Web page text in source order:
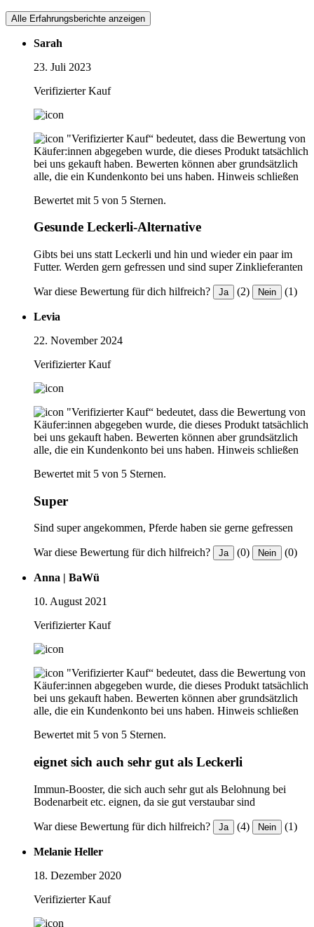
Alle Erfahrungsberichte anzeigen
Sarah
23. Juli 2023
Verifizierter Kauf
"Verifizierter Kauf“ bedeutet, dass die Bewertung von
Käufer:innen abgegeben wurde, die dieses Produkt tatsächlich
bei uns gekauft haben. Bewerten können aber grundsätzlich
alle, die ein Kundenkonto bei uns haben. Hinweis schließen
Bewertet mit 5 von 5 Sternen.
Gesunde Leckerli-Alternative
Gibts bei uns statt Leckerli und hin und wieder ein paar im
Futter. Werden gern gefressen und sind super Zinklieferanten
War diese Bewertung für dich hilfreich? Ja (2) Nein (1)
Levia
22. November 2024
Verifizierter Kauf
"Verifizierter Kauf“ bedeutet, dass die Bewertung von
Käufer:innen abgegeben wurde, die dieses Produkt tatsächlich
bei uns gekauft haben. Bewerten können aber grundsätzlich
alle, die ein Kundenkonto bei uns haben. Hinweis schließen
Bewertet mit 5 von 5 Sternen.
Super
Sind super angekommen, Pferde haben sie gerne gefressen
War diese Bewertung für dich hilfreich? Ja (0) Nein (0)
Anna | BaWü
10. August 2021
Verifizierter Kauf
"Verifizierter Kauf“ bedeutet, dass die Bewertung von
Käufer:innen abgegeben wurde, die dieses Produkt tatsächlich
bei uns gekauft haben. Bewerten können aber grundsätzlich
alle, die ein Kundenkonto bei uns haben. Hinweis schließen
Bewertet mit 5 von 5 Sternen.
eignet sich auch sehr gut als Leckerli
Immun-Booster, die sich auch sehr gut als Belohnung bei
Bodenarbeit etc. eignen, da sie gut verstaubar sind
War diese Bewertung für dich hilfreich? Ja (4) Nein (1)
Melanie Heller
18. Dezember 2020
Verifizierter Kauf